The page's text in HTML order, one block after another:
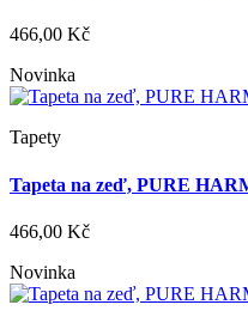
466,00 Kč
Novinka
Tapety
Tapeta na zeď, PURE
466,00 Kč
Novinka